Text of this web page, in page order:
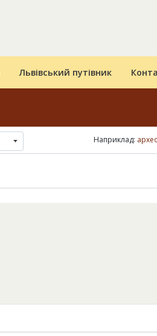
Львівський путівник
Наприклад: